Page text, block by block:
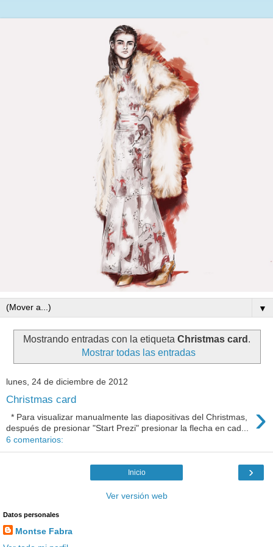
▼
Mostrando entradas con la etiqueta Christmas card .
Mostrar todas las entradas
lunes, 24 de diciembre de 2012
Christmas card ›
* Para visualizar manualmente las diapositivas del Christmas,
después de presionar "Start Prezi" presionar la flecha en cad...
6 comentarios:
›
Inicio
Ver versión web
Datos personales
Montse Fabra